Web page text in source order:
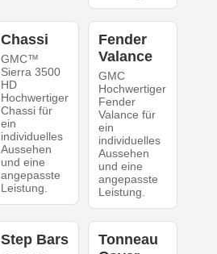
Chassi
GMC™
Sierra 3500
HD
Hochwertiger
Chassi für
ein
individuelles
Aussehen
und eine
angepasste
Leistung.
Fender
Valance
GMC
Hochwertiger
Fender
Valance für
ein
individuelles
Aussehen
und eine
angepasste
Leistung.
Step Bars
Tonneau